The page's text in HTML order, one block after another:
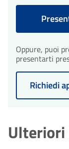
Oppure, puoi
presentarti
Richiedi